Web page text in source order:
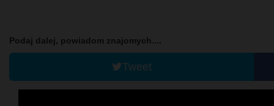
Podaj dalej, powiadom znajomych....
Tweet